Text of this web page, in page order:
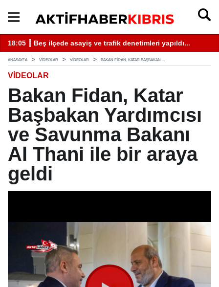
18:05 ┋ Beş ilçede asayiş ve trafik denetimleri yapıldı...
ANASAYFA VİDEOLAR VİDEOLAR BAKAN FIDAN, KATAR BAŞBAKAN ...
VİDEOLAR
Bakan Fidan, Katar
Başbakan Yardımcısı
ve Savunma Bakanı
Al Thani ile bir araya
geldi